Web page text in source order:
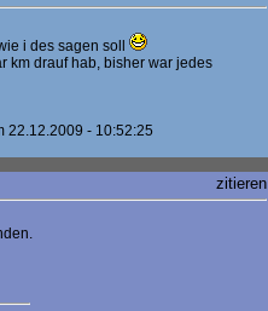
i des sagen soll
km drauf hab, bisher war jedes
22.12.2009 - 10:52:25
zitieren